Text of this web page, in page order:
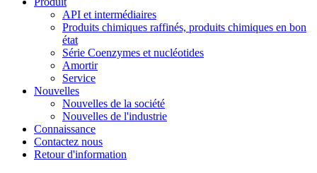
API et intermédiaires
Produits chimiques raffinés, produits chimiques en bon
état
Série Coenzymes et nucléotides
Amortir
Service
Nouvelles
Nouvelles de la société
Nouvelles de l'industrie
Connaissance
Contactez nous
Retour d'information